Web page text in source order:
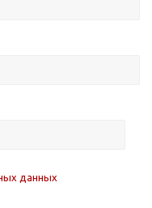
данных